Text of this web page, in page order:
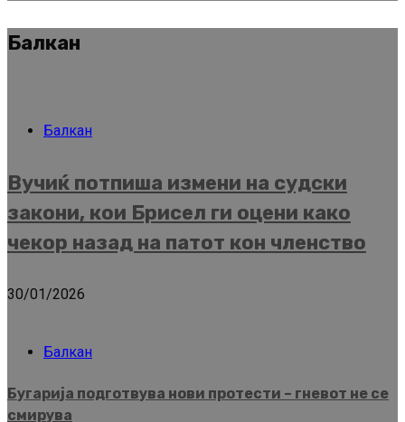
Балкан
Балкан
Вучиќ потпиша измени на судски
закони, кои Брисел ги оцени како
чекор назад на патот кон членство
30/01/2026
Балкан
Бугарија подготвува нови протести – гневот не се
смирува